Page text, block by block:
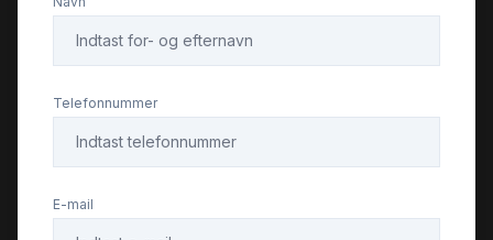
Splitbagsæder
Stofsæder
Sædevarme
Telefonnummer
E-mail